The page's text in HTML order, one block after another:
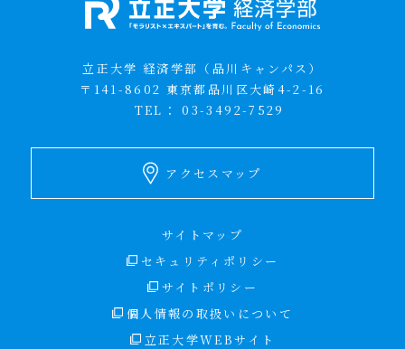
立正大学 経済学部（品川キャンパス）
〒141-8602 東京都品川区大崎4-2-16
TEL：03-3492-7529
アクセスマップ
サイトマップ
セキュリティポリシー
サイトポリシー
個人情報の取扱いについて
立正大学WEBサイト